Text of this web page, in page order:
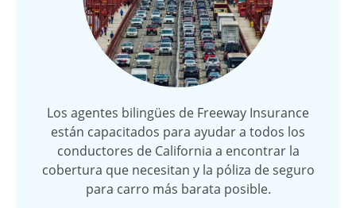
Los agentes bilingües de Freeway Insurance
están capacitados para ayudar a todos los
conductores de California a encontrar la
cobertura que necesitan y la póliza de seguro
para carro más barata posible.